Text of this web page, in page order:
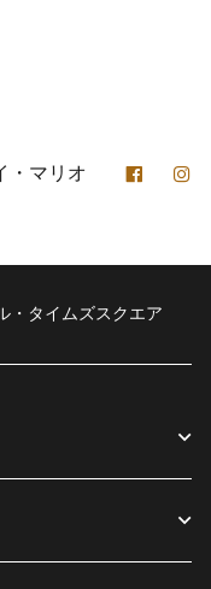
・マリオ
・タイムズスクエア